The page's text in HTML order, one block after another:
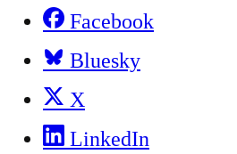
Facebook
Bluesky
X
LinkedIn